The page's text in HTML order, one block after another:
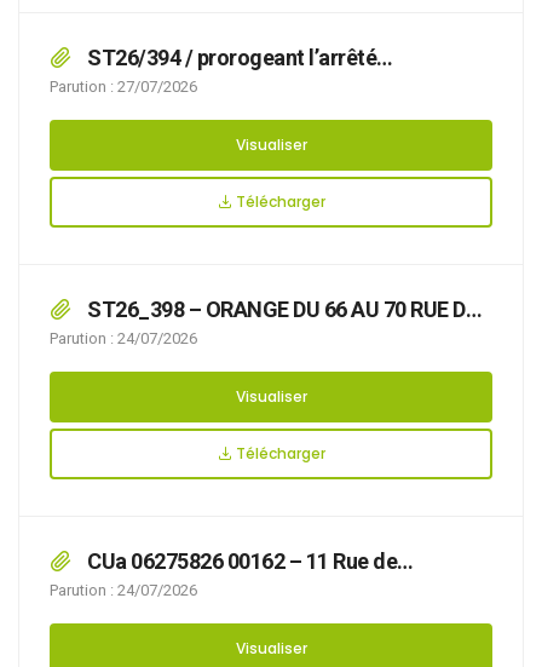
ST26/394 / prorogeant l’arrêté
n°ST26/366 / Les dispositions de l’arrêté
ST26/366 du 06/07/2026, portant
réglementation de la circulation du 138 au 143
RUE DE LA COLONNE, sont prorogées jusqu’au
Parution : 27/07/2026
Visualiser
Télécharger
ST26_398 – ORANGE DU 66 AU 70 RUE DE
CAPITAINE MAIRE REPARATION CABLE
RIVERAIN DU 03 AU 07/08
Parution : 24/07/2026
Visualiser
Télécharger
CUa 06275826 00162 – 11 Rue de
Maquétra
Parution : 24/07/2026
Visualiser